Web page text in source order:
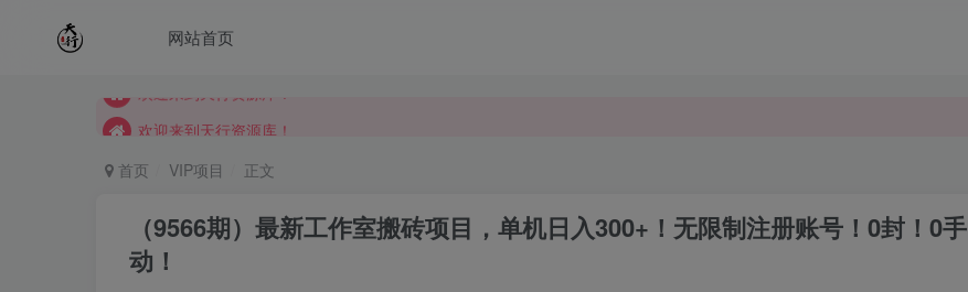
网站首页
欢迎来到天行资源库！
首页 VIP项目 正文
（9566期）最新工作室搬砖项目，单机日入300+！无限制注册账号！0封！0手
动！